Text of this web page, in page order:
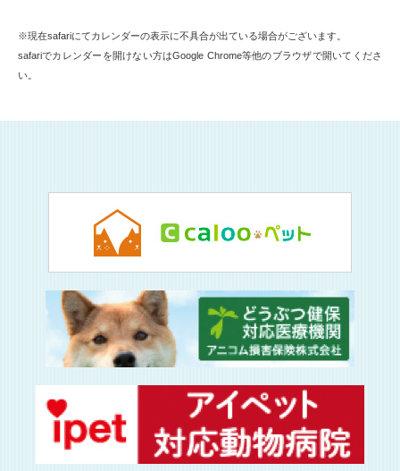
※現在safariにてカレンダーの表示に不具合が出ている場合がございます。
safariでカレンダーを開けない方はGoogle Chrome等他のブラウザで開いてくださ
い。